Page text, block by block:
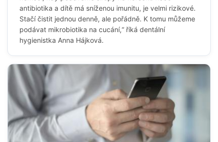
antibiotika a dítě má sníženou imunitu, je velmi rizikové.
Stačí čistit jednou denně, ale pořádně. K tomu můžeme
podávat mikrobiotika na cucání,“ říká dentální
hygienistka Anna Hájková.